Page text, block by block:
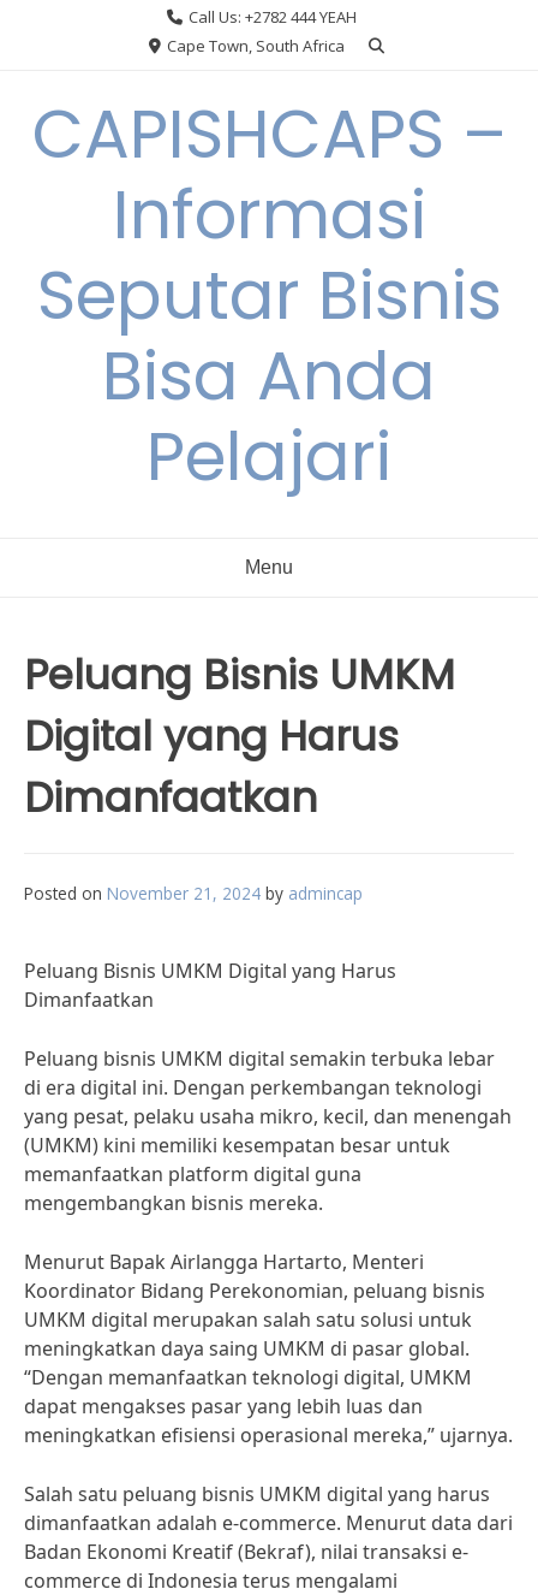
Call Us: +2782 444 YEAH
Cape Town, South Africa
CAPISHCAPS –
Informasi
Seputar Bisnis
Bisa Anda
Pelajari
Menu
Peluang Bisnis UMKM
Digital yang Harus
Dimanfaatkan
Posted on November 21, 2024 by admincap
Peluang Bisnis UMKM Digital yang Harus
Dimanfaatkan
Peluang bisnis UMKM digital semakin terbuka lebar
di era digital ini. Dengan perkembangan teknologi
yang pesat, pelaku usaha mikro, kecil, dan menengah
(UMKM) kini memiliki kesempatan besar untuk
memanfaatkan platform digital guna
mengembangkan bisnis mereka.
Menurut Bapak Airlangga Hartarto, Menteri
Koordinator Bidang Perekonomian, peluang bisnis
UMKM digital merupakan salah satu solusi untuk
meningkatkan daya saing UMKM di pasar global.
“Dengan memanfaatkan teknologi digital, UMKM
dapat mengakses pasar yang lebih luas dan
meningkatkan efisiensi operasional mereka,” ujarnya.
Salah satu peluang bisnis UMKM digital yang harus
dimanfaatkan adalah e-commerce. Menurut data dari
Badan Ekonomi Kreatif (Bekraf), nilai transaksi e-
commerce di Indonesia terus mengalami